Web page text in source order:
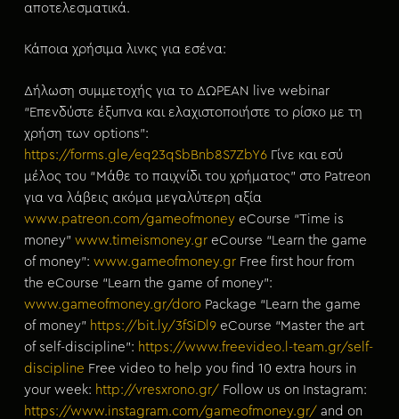
αποτελεσματικά.
Κάποια χρήσιμα λινκς για εσένα:
Δήλωση συμμετοχής για το ΔΩΡΕΑΝ live webinar
“Επενδύστε έξυπνα και ελαχιστοποιήστε το ρίσκο με τη
χρήση των options”:
https://forms.gle/eq23qSbBnb8S7ZbY6Γίνε και εσύ
μέλος του “Μάθε το παιχνίδι του χρήματος” στο Patreon
για να λάβεις ακόμα μεγαλύτερη αξία
www.patreon.com/gameofmoneyeCourse “Time is
money” www.timeismoney.greCourse “Learn the game
of money”: www.gameofmoney.grFree first hour from
the eCourse “Learn the game of money”:
www.gameofmoney.gr/doroPackage “Learn the game
of money” https://bit.ly/3fSiDl9eCourse “Master the art
of self-discipline”: https://www.freevideo.l-team.gr/self-
discipline Free video to help you find 10 extra hours in
your week: http://vresxrono.gr/ Follow us on Instagram:
https://www.instagram.com/gameofmoney.gr/ and on